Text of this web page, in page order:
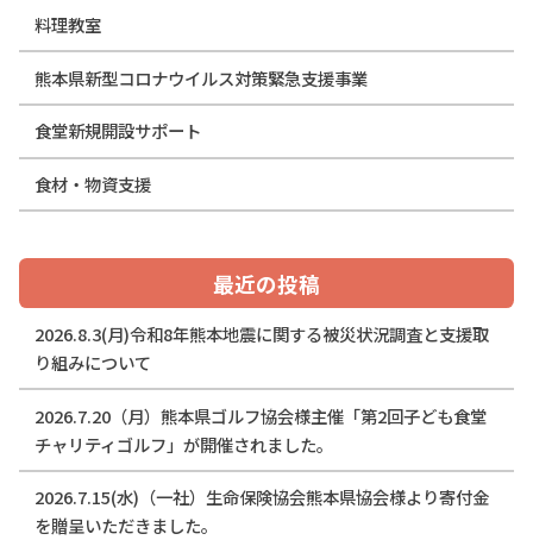
料理教室
熊本県新型コロナウイルス対策緊急支援事業
食堂新規開設サポート
食材・物資支援
最近の投稿
2026.8.3(月)令和8年熊本地震に関する被災状況調査と支援取
り組みについて
2026.7.20（月）熊本県ゴルフ協会様主催「第2回子ども食堂
チャリティゴルフ」が開催されました。
2026.7.15(水)（一社）生命保険協会熊本県協会様より寄付金
を贈呈いただきました。